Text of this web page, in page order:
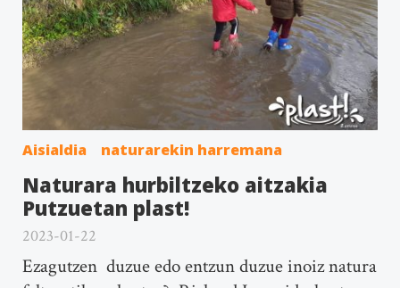
Aisialdia naturarekin harremana
Naturara hurbiltzeko aitzakia
Putzuetan plast!
2023-01-22
Ezagutzen duzue edo entzun duzue inoiz natura